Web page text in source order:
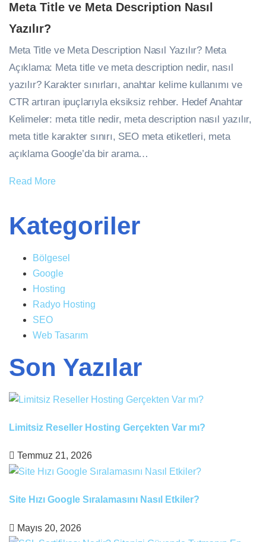
Meta Title ve Meta Description Nasıl
Yazılır?
Meta Title ve Meta Description Nasıl Yazılır? Meta
Açıklama: Meta title ve meta description nedir, nasıl
yazılır? Karakter sınırları, anahtar kelime kullanımı ve
CTR artıran ipuçlarıyla eksiksiz rehber. Hedef Anahtar
Kelimeler: meta title nedir, meta description nasıl yazılır,
meta title karakter sınırı, SEO meta etiketleri, meta
açıklama Google’da bir arama…
Read More
Kategoriler
Bölgesel
Google
Hosting
Radyo Hosting
SEO
Web Tasarım
Son Yazılar
Limitsiz Reseller Hosting Gerçekten Var mı?
Temmuz 21, 2026
Site Hızı Google Sıralamasını Nasıl Etkiler?
Mayıs 20, 2026